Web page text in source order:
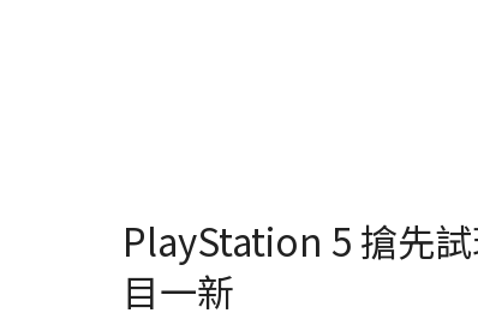
PlayStation 5 搶先
目一新